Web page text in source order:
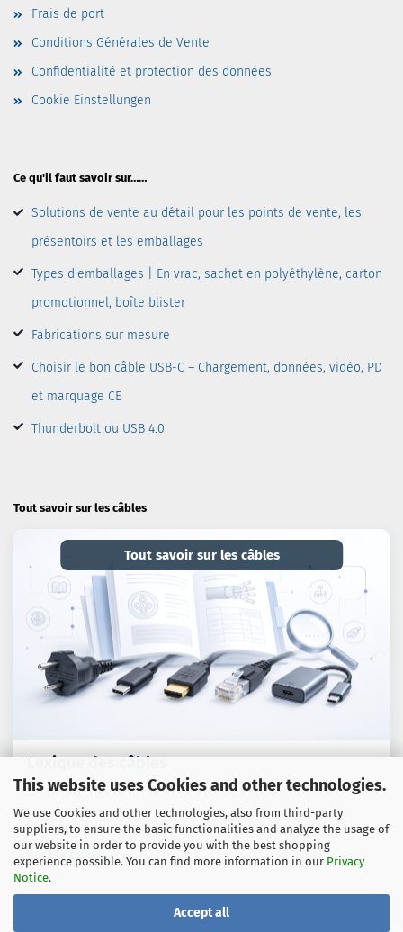
This website uses Cookies and other technologies.
We use Cookies and other technologies, also from third-party
suppliers, to ensure the basic functionalities and analyze the usage of
our website in order to provide you with the best shopping
experience possible. You can find more information in our Privacy
Notice.
Accept all
Frais de port
Conditions Générales de Vente
Confidentialité et protection des données
Cookie Einstellungen
Ce qu'il faut savoir sur……
Solutions de vente au détail pour les points de vente, les
présentoirs et les emballages
Types d'emballages | En vrac, sachet en polyéthylène, carton
promotionnel, boîte blister
Fabrications sur mesure
Choisir le bon câble USB-C – Chargement, données, vidéo, PD
et marquage CE
Thunderbolt ou USB 4.0
Tout savoir sur les câbles
Tout savoir sur les câbles
Lexique des câbles
Termes techniques, normes et conseils pratiques sur les
câbles, les adaptateurs et les techniques de connexion.
Vers le guide